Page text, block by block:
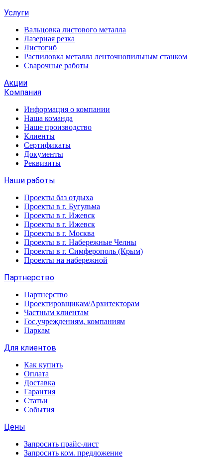
Услуги
Вальцовка листового металла
Лазерная резка
Листогиб
Распиловка металла ленточнопильным станком
Сварочные работы
Акции
Компания
Информация о компании
Наша команда
Наше производство
Клиенты
Сертификаты
Документы
Реквизиты
Наши работы
Проекты баз отдыха
Проекты в г. Бугульма
Проекты в г. Ижевск
Проекты в г. Ижевск
Проекты в г. Москва
Проекты в г. Набережные Челны
Проекты в г. Симферополь (Крым)
Проекты на набережной
Партнерство
Партнерство
Проектировщикам/Архитекторам
Частным клиентам
Гос.учреждениям, компаниям
Паркам
Для клиентов
Как купить
Оплата
Доставка
Гарантия
Статьи
События
Цены
Запросить прайс-лист
Запросить ком. предложение